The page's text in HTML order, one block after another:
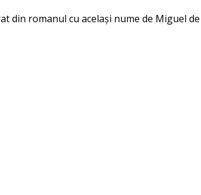
din romanul cu același nume de Miguel